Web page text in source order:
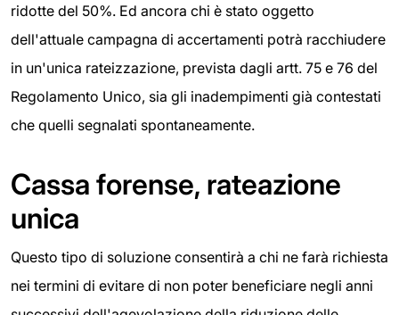
ridotte del 50%. Ed ancora chi è stato oggetto
dell'attuale campagna di accertamenti potrà racchiudere
in un'unica rateizzazione, prevista dagli artt. 75 e 76 del
Regolamento Unico, sia gli inadempimenti già contestati
che quelli segnalati spontaneamente.
Cassa forense, rateazione
unica
Questo tipo di soluzione consentirà a chi ne farà richiesta
nei termini di evitare di non poter beneficiare negli anni